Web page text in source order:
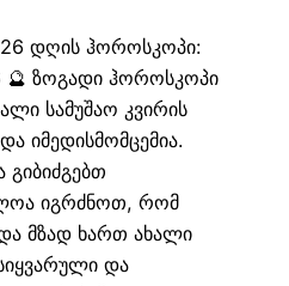
დღის ჰოროსკოპი:
🔮 ზოგადი ჰოროსკოპი
სამუშაო კვირის
იმედისმომცემია.
გიბიძგებთ
იგრძნოთ, რომ
მზად ხართ ახალი
და